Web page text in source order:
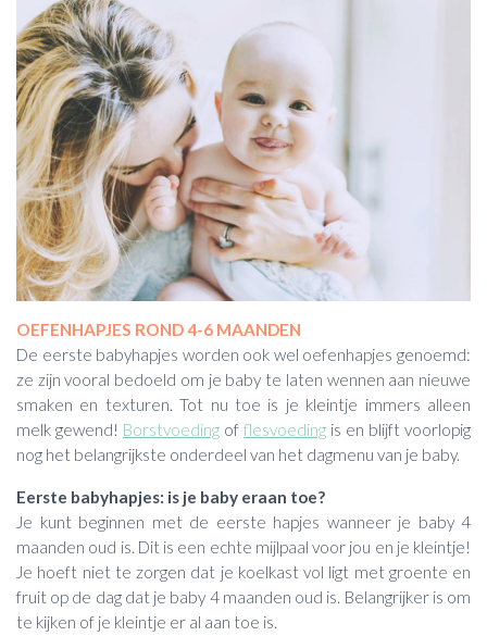
OEFENHAPJES ROND 4-6 MAANDEN
De eerste babyhapjes worden ook wel oefenhapjes genoemd:
ze zijn vooral bedoeld om je baby te laten wennen aan nieuwe
smaken en texturen. Tot nu toe is je kleintje immers alleen
melk gewend! Borstvoeding of flesvoeding is en blijft voorlopig
nog het belangrijkste onderdeel van het dagmenu van je baby.
Eerste babyhapjes: is je baby eraan toe?
Je kunt beginnen met de eerste hapjes wanneer je baby 4
maanden oud is. Dit is een echte mijlpaal voor jou en je kleintje!
Je hoeft niet te zorgen dat je koelkast vol ligt met groente en
fruit op de dag dat je baby 4 maanden oud is. Belangrijker is om
te kijken of je kleintje er al aan toe is.